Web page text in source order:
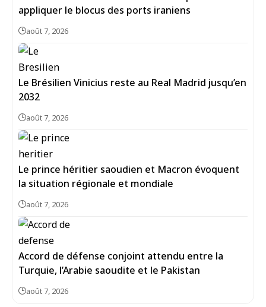
appliquer le blocus des ports iraniens
août 7, 2026
Le Brésilien Vinicius reste au Real Madrid jusqu’en
2032
août 7, 2026
Le prince héritier saoudien et Macron évoquent
la situation régionale et mondiale
août 7, 2026
Accord de défense conjoint attendu entre la
Turquie, l’Arabie saoudite et le Pakistan
août 7, 2026